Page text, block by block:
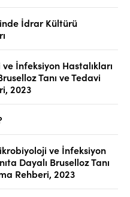
İdrar Kültürü
İnfeksiyon Hastalıkları
Tanı ve Tedavi
2023
ve İnfeksiyon
Dayalı Bruselloz Tanı
Rehberi, 2023